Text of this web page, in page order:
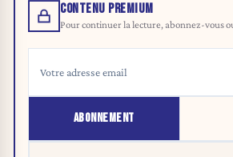
CONTENU PREMIUM
Pour continuer la lecture, abonnez-vous
ABONNEMENT